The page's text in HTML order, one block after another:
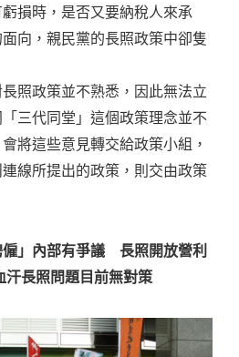
損時，是否又要納稅人來承
向，親民黨的長照政策中卻隻
照政策並不熟悉，因此無法立
三代同堂」這個政策理念並不
將這些意見轉交給政策小組，
線所提出的政策，則交由政策
」內部有爭議 長照開放營利
長照問題目前無對策